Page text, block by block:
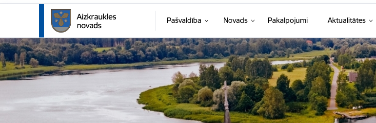
Pašvaldība Novads Pakalpojumi Aktualitātes
Aizkraukles novada pašvaldība